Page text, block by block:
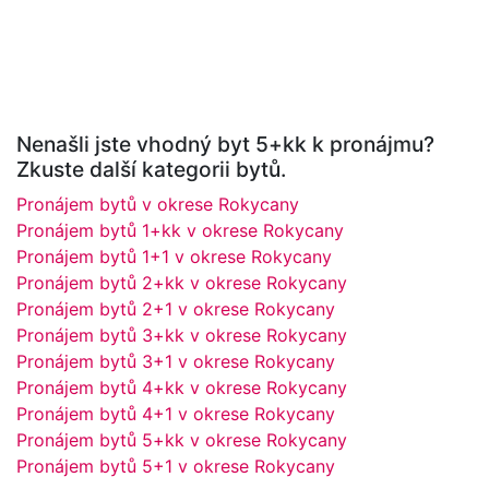
Nenašli jste vhodný byt 5+kk k pronájmu?
Zkuste další kategorii bytů.
Pronájem bytů v okrese Rokycany
Pronájem bytů 1+kk v okrese Rokycany
Pronájem bytů 1+1 v okrese Rokycany
Pronájem bytů 2+kk v okrese Rokycany
Pronájem bytů 2+1 v okrese Rokycany
Pronájem bytů 3+kk v okrese Rokycany
Pronájem bytů 3+1 v okrese Rokycany
Pronájem bytů 4+kk v okrese Rokycany
Pronájem bytů 4+1 v okrese Rokycany
Pronájem bytů 5+kk v okrese Rokycany
Pronájem bytů 5+1 v okrese Rokycany